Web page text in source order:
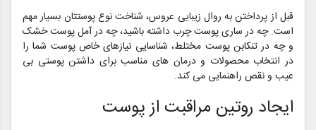
قبل از پرداختن به روال زیبایی عروس، شناخت نوع پوستتان بسیار مهم
است. چه در ساری پوست چرب داشته باشید، چه در آمل پوست خشک
و چه در تنکابن پوست مختلط، شناسایی نیازهای خاص پوست شما را
در انتخاب محصولات و درمان های مناسب برای داشتن پوستی بی
عیب و نقص راهنمایی می کند.
ایجاد روتین مراقبت از پوست